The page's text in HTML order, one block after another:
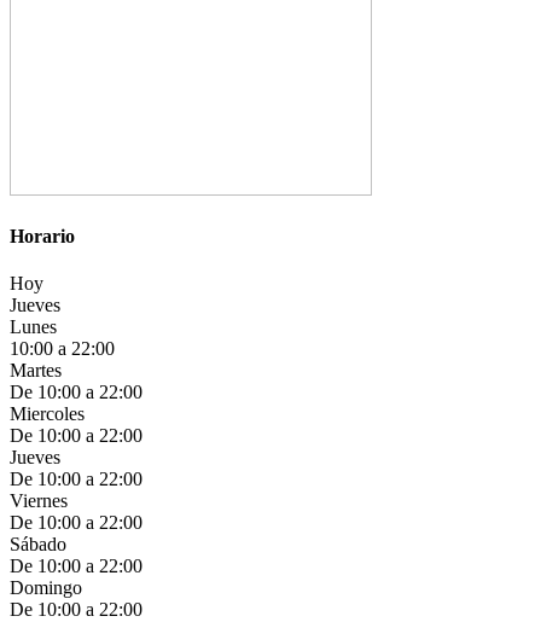
Horario
Hoy
Jueves
Lunes
10:00 a 22:00
Martes
De 10:00 a 22:00
Miercoles
De 10:00 a 22:00
Jueves
De 10:00 a 22:00
Viernes
De 10:00 a 22:00
Sábado
De 10:00 a 22:00
Domingo
De 10:00 a 22:00